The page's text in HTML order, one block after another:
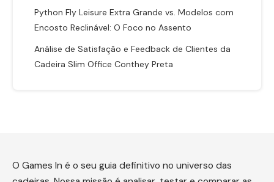
Python Fly Leisure Extra Grande vs. Modelos com
Encosto Reclinável: O Foco no Assento
Análise de Satisfação e Feedback de Clientes da
Cadeira Slim Office Conthey Preta
O Games In é o seu guia definitivo no universo das